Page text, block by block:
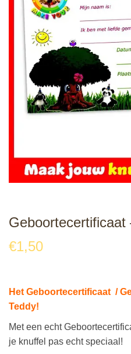
€1,50
Het Geboortecertificaat /
Teddy!
Met een echt
je knuffel pas echt speciaal!